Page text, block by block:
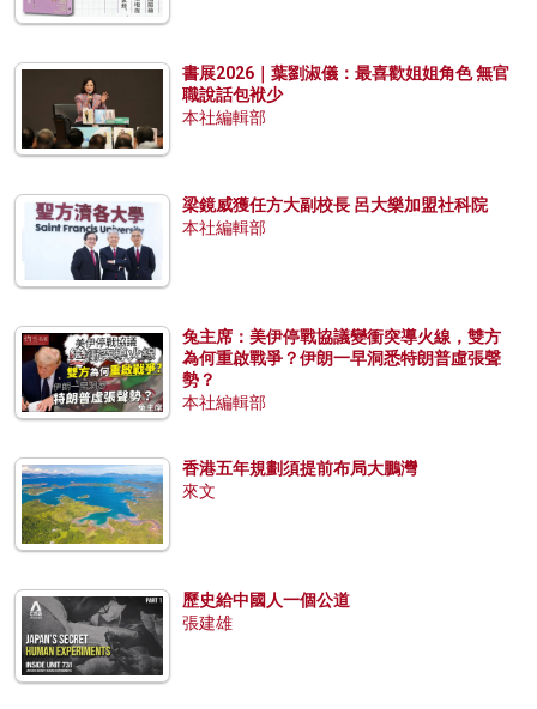
書展2026｜葉劉淑儀：最喜歡姐姐角色 無官
職說話包袱少
本社編輯部
梁鏡威獲任方大副校長 呂大樂加盟社科院
本社編輯部
兔主席：美伊停戰協議變衝突導火線，雙方
為何重啟戰爭？伊朗一早洞悉特朗普虛張聲
勢？
本社編輯部
香港五年規劃須提前布局大鵬灣
來文
歷史給中國人一個公道
張建雄